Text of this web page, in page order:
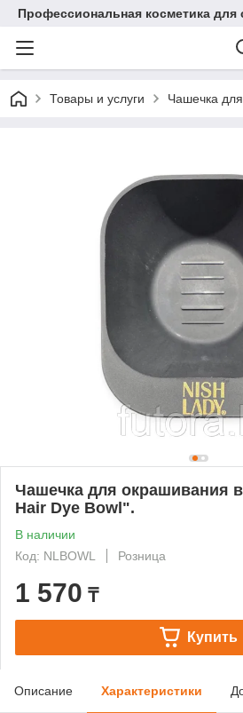
Профессиональная косметика для
Товары и услуги Чашечка
Чашечка для окрашивания
Hair Dye Bowl".
В наличии
Код: NLBOWL
Розница
1 570 ₸
Купить
Описание Характеристики